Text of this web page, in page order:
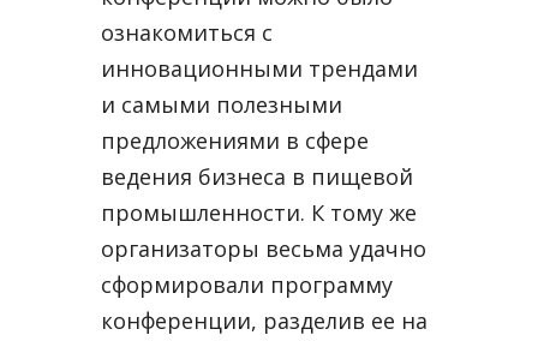
ознакомиться с
инновационными трендами
и самыми полезными
предложениями в сфере
ведения бизнеса в пищевой
промышленности. К тому же
организаторы весьма удачно
сформировали программу
конференции, разделив ее на